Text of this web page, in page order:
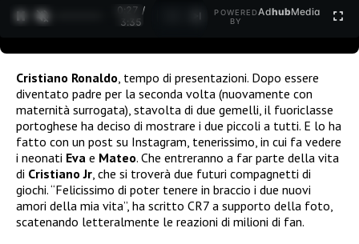
0:27 /
3:35
POWERED
BY
AdhubMedia
Cristiano Ronaldo , tempo di presentazioni. Dopo essere
diventato padre per la seconda volta (nuovamente con
maternità surrogata), stavolta di due gemelli, il fuoriclasse
portoghese ha deciso di mostrare i due piccoli a tutti. E lo ha
fatto con un post su Instagram, tenerissimo, in cui fa vedere
i neonati Eva e Mateo. Che entreranno a far parte della vita
di Cristiano Jr , che si troverà due futuri compagnetti di
giochi. “Felicissimo di poter tenere in braccio i due nuovi
amori della mia vita”, ha scritto CR7 a supporto della foto,
scatenando letteralmente le reazioni di milioni di fan.